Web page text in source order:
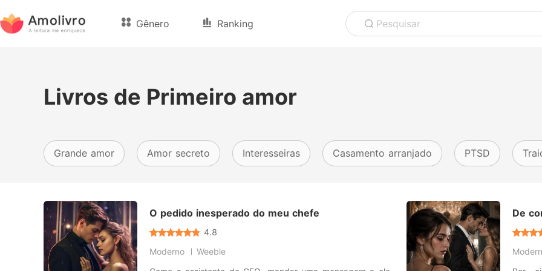
Gênero Ranking Pesquisar
Livros de Primeiro amor
Grande amor Amor secreto Interesseiras Casamento arranjado PTSD
O pedido inesperado do meu chefe
4.8
Moderno
Weeble
De